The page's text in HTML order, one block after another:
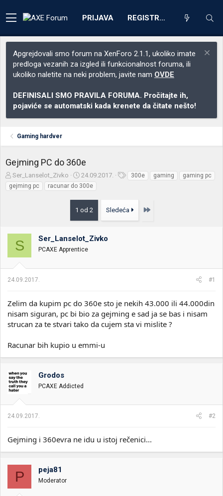
PRIJAVA REGISTRACIJA
Apgrejdovali smo forum na XenForo 2.1.1, ukoliko imate
predloga vezanih za izgled ili funkcionalnost foruma, ili
ukoliko naletite na neki problem, javite nam OVDE
DEFINISALI SMO PRAVILA FORUMA. Pročitajte ih,
pojaviće se automatski kada krenete da čitate nešto!
Gaming hardver
Gejming PC do 360e
Z
a
č
Ser_Lanselot_Zivko
D
a
t
u
m
p
k
r
24.09.2017.
k
e
300e gaming
gaming pc
gejming pc
racunar do 300e
1 od 2 Sledeća Poslednja
S Ser_Lanselot_Zivko
PCAXE Apprentice
24.09.2017. #1
Zelim da kupim pc do 360e sto je nekih 43.000 ili 44.000din
nisam siguran, pc bi bio za gejming e sad ja se bas i nisam
strucan za te stvari tako da cujem sta vi mislite ?
Racunar bih kupio u emmi-u
Grodos
PCAXE Addicted
24.09.2017. #2
Gejming i 360evra ne idu u istoj rečenici...
P peja81
Moderator